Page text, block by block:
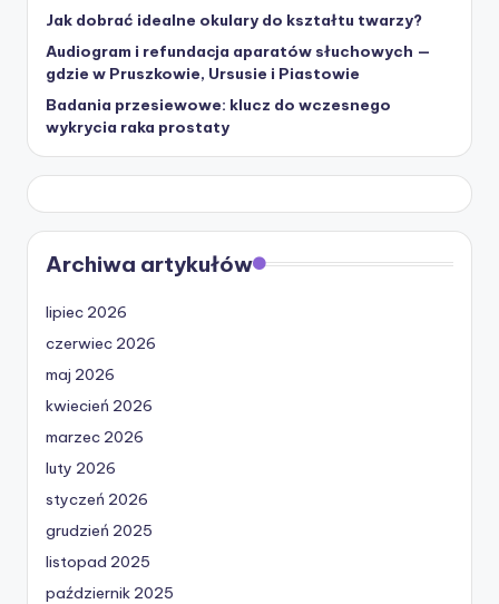
Jak dobrać idealne okulary do kształtu twarzy?
Audiogram i refundacja aparatów słuchowych —
gdzie w Pruszkowie, Ursusie i Piastowie
Badania przesiewowe: klucz do wczesnego
wykrycia raka prostaty
Archiwa artykułów
lipiec 2026
czerwiec 2026
maj 2026
kwiecień 2026
marzec 2026
luty 2026
styczeń 2026
grudzień 2025
listopad 2025
październik 2025